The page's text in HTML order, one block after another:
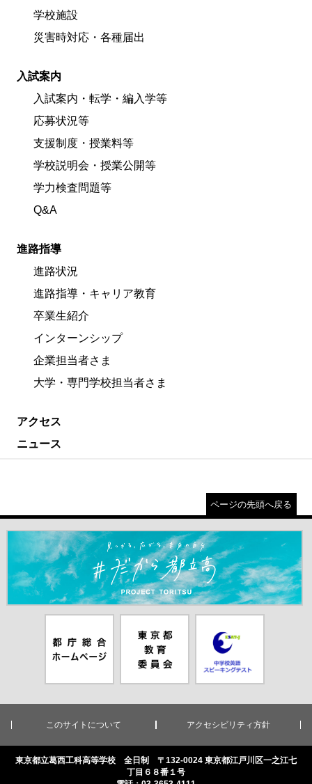
学校施設
災害時対応・各種届出
入試案内
入試案内・転学・編入学等
応募状況等
支援制度・授業料等
学校説明会・授業公開等
学力検査問題等
Q&A
進路指導
進路状況
進路指導・キャリア教育
卒業生紹介
インターンシップ
企業担当者さま
大学・専門学校担当者さま
アクセス
ニュース
ページの先頭へ戻る
＃だから都立高（別ウインドウが開きます）
ムページ（別
ウインドウが
員会（別ウイ
ンドウが開き
ピーキングテ
スト（別ウイ
ンドウが開き
このサイトについて アクセシビリティ方針
東京都立葛西工科高等学校 全日制 〒132-0024 東京都江戸川区一之江七
丁目６８番１号